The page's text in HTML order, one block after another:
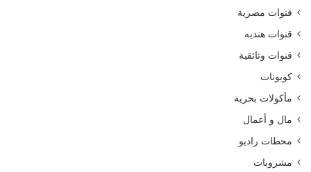
قنوات مصرية
قنوات هنديه
قنوات وثائقية
كوبونات
مأكولات بحرية
مال و أعمال
محطات راديو
مشروبات